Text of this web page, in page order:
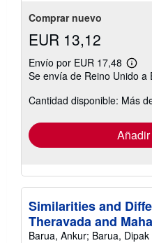
Comprar nuevo
EUR 13,12
Envío por EUR 17,48
Más
las
envío
Se envía de Reino Unido a
Cantidad disponible: Más
Similarities and
Theravada and
Barua, Ankur; Barua,